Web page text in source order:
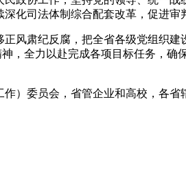
化司法体制综合配套改革，促进审
肃纪反腐，把全省各级党组织建
，全力以赴完成各项目标任务，确
委员会，省管企业和高校，各省